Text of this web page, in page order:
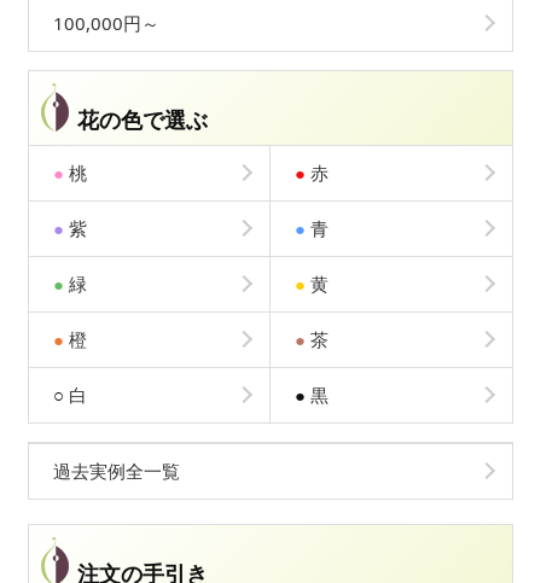
100,000円～
花の色で選ぶ
● 桃 ● 赤
● 紫 ● 青
● 緑 ● 黄
● 橙 ● 茶
○ 白 ● 黒
過去実例全一覧
注文の手引き